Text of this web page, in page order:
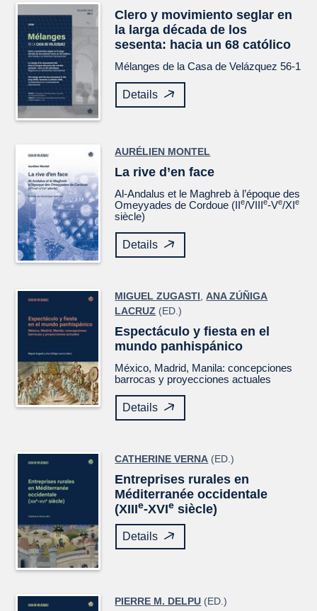
Clero y movimiento seglar en
la larga década de los
sesenta: hacia un 68 católico
Mélanges de la Casa de Velázquez 56-1
Details
AURÉLIEN MONTEL
La rive d’en face
Al-Andalus et le Maghreb à l’époque des
Omeyyades de Cordoue (IIe/VIIIe-Ve/XIe
siècle)
Details
MIGUEL ZUGASTI ,ANA ZÚÑIGA
LACRUZ (ED.)
Espectáculo y fiesta en el
mundo panhispánico
México, Madrid, Manila: concepciones
barrocas y proyecciones actuales
Details
CATHERINE VERNA (ED.)
Entreprises rurales en
Méditerranée occidentale
(XIIIe-XVIe siècle)
Details
PIERRE M. DELPU (ED.)